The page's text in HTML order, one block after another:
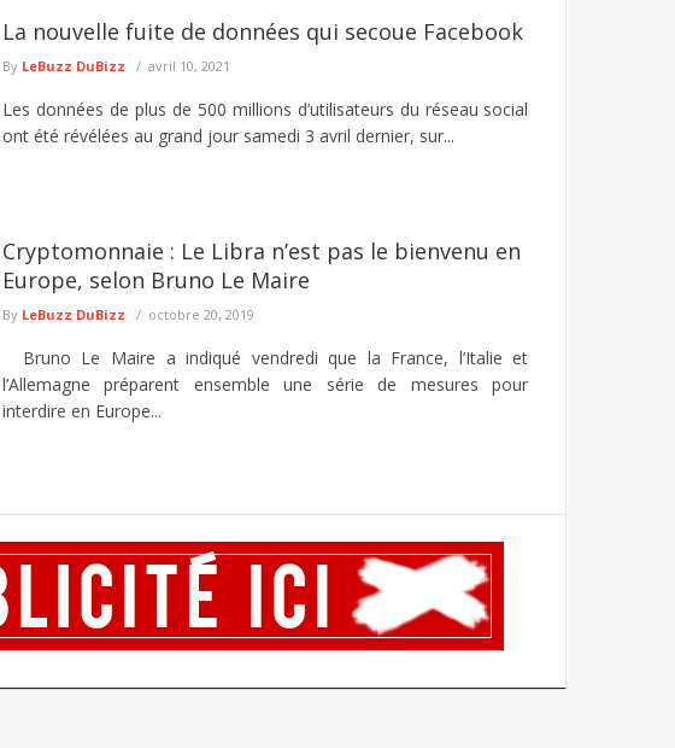
La nouvelle fuite de données qui secoue Facebook
By LeBuzz DuBizz avril 10, 2021
Les données de plus de 500 millions d’utilisateurs du réseau social
ont été révélées au grand jour samedi 3 avril dernier, sur...
Cryptomonnaie : Le Libra n’est pas le bienvenu en
Europe, selon Bruno Le Maire
By LeBuzz DuBizz octobre 20, 2019
Bruno Le Maire a indiqué vendredi que la France, l’Italie et
l’Allemagne préparent ensemble une série de mesures pour
interdire en Europe...